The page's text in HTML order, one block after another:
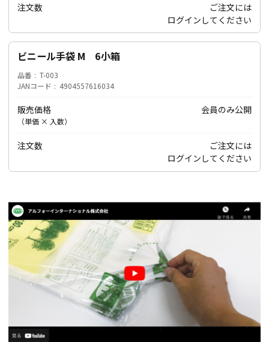
注文数
ご注文には
ログイン してください
ビニール手袋 M 6小箱
品番
T-003
JANコード
4904557616034
販売価格
（単価 × 入数）
会員のみ公開
注文数
ご注文には
ログイン してください